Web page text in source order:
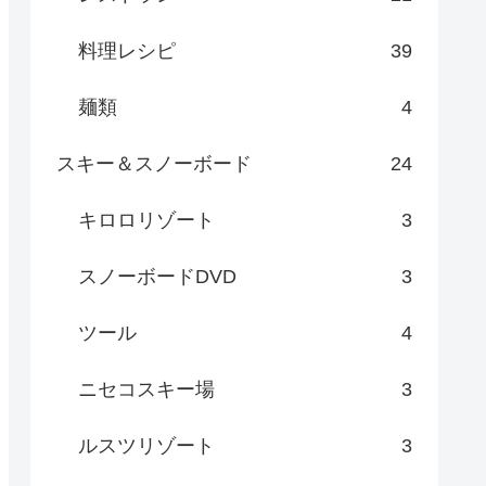
料理レシピ 39
麺類 4
スキー＆スノーボード 24
キロロリゾート 3
スノーボードDVD 3
ツール 4
ニセコスキー場 3
ルスツリゾート 3